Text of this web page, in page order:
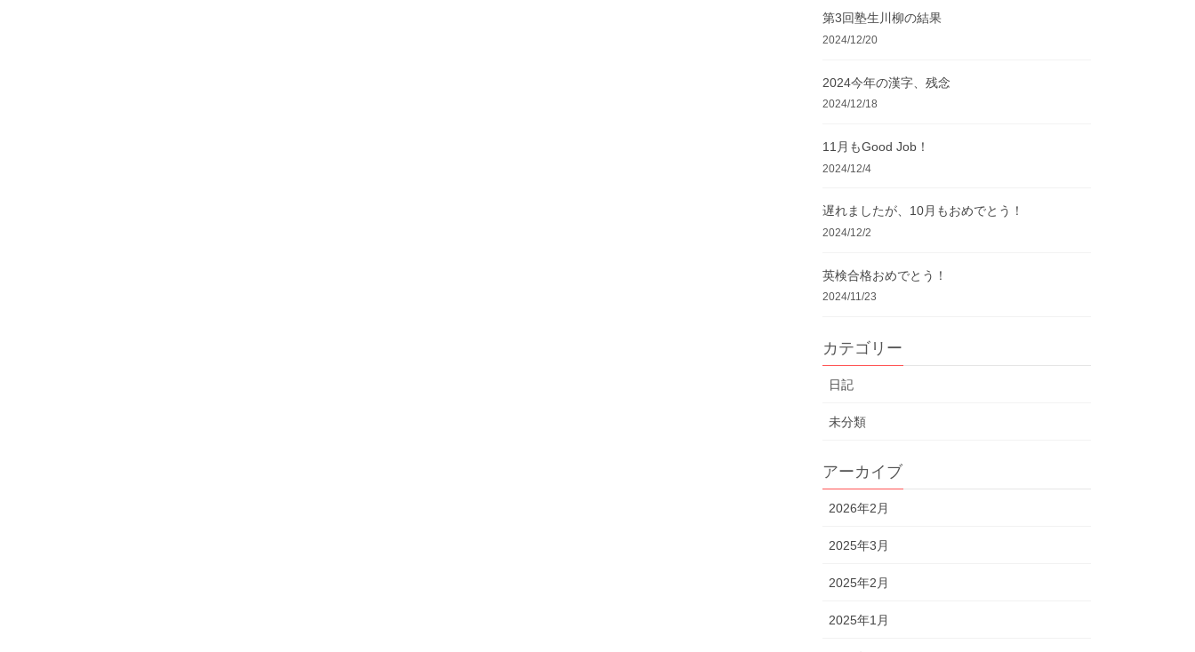
第3回塾生川柳の結果
2024/12/20
2024今年の漢字、残念
2024/12/18
11月もGood Job！
2024/12/4
遅れましたが、10月もおめでとう！
2024/12/2
英検合格おめでとう！
2024/11/23
カテゴリー
日記
未分類
アーカイブ
2026年2月
2025年3月
2025年2月
2025年1月